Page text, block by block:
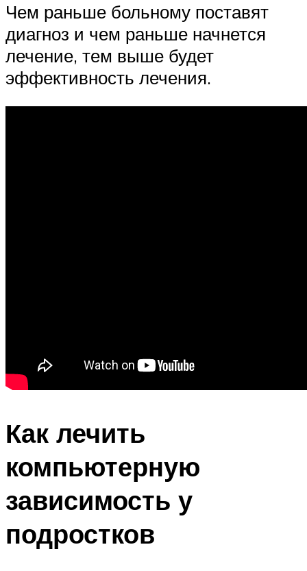
Чем раньше больному поставят
диагноз и чем раньше начнется
лечение, тем выше будет
эффективность лечения.
Как лечить
компьютерную
зависимость у
подростков